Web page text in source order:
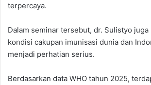
terpercaya.
Dalam seminar tersebut, dr. Sulistyo juga
kondisi cakupan imunisasi dunia dan
menjadi perhatian serius.
Berdasarkan data WHO tahun 2025,